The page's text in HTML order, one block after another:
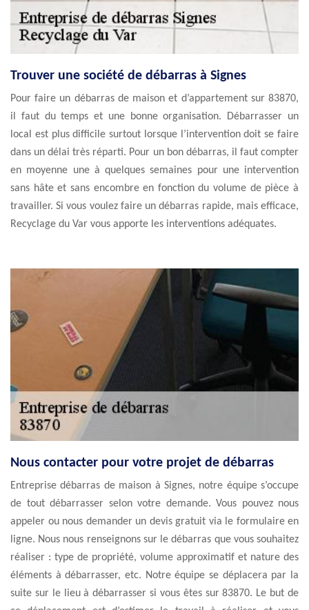
Trouver une société de débarras à Signes
Pour faire un débarras de maison et d’appartement sur 83870,
il faut du temps et une bonne organisation. Débarrasser un
local est plus difficile surtout lorsque l’intervention doit se faire
dans un délai très réparti. Pour un bon débarras, il faut compter
en moyenne une à quelques semaines pour une intervention
sans hâte et sans encombre en fonction du volume de pièce à
travailler. Si vous voulez faire un débarras rapide, mais efficace,
Recyclage du Var vous apporte les interventions adéquates.
Nous contacter pour votre projet de débarras
Entreprise débarras de maison à Signes, notre équipe s’occupe
de tout débarrasser selon votre demande. Vous pouvez nous
appeler ou nous demander un devis gratuit via le formulaire en
ligne. Nous nous renseignons sur le débarras que vous souhaitez
réaliser : type de propriété, volume approximatif et nature des
éléments à débarrasser, etc. Notre équipe se déplacera par la
suite sur le lieu à débarrasser si vous êtes sur 83870. Le but de